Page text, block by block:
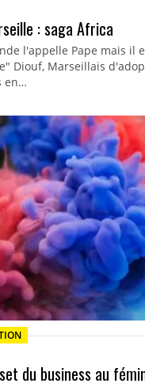
: saga Africa
l'appelle Pape mais il
Diouf, Marseillais
en…
du business au